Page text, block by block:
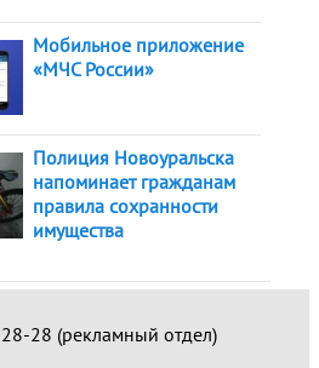
Мобильное приложение
«МЧС России»
Полиция Новоуральска
напоминает гражданам
правила сохранности
имущества
28 (рекламный отдел)